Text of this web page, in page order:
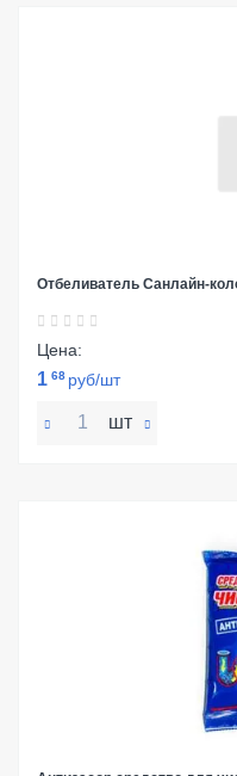
Отбеливатель Санлайн-
Цена:
1 68 руб/шт
шт